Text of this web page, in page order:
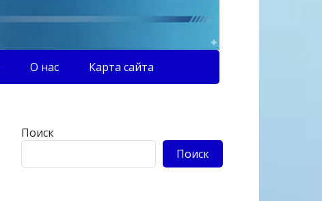
О нас Карта сайта
Поиск
Поиск